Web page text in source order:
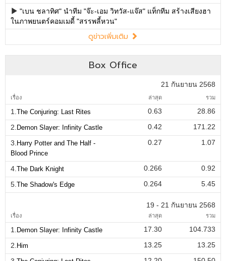
"เบน ชลาทิศ" นำทีม "จ๊ะ-เอม วิทวัส-แจ๊ส" แท็กทีม สร้างเสียงฮา
ในภาพยนตร์คอมเมดี้ "สรรพลี้หวน"
ดูข่าวเพิ่มเติม
Box Office
21 กันยายน 2568
เรื่อง ล่าสุด รวม
1. The Conjuring: Last Rites 0.63
28.86
2. Demon Slayer: Infinity Castle 0.42
171.22
3. Harry Potter and The Half -
Blood Prince
0.27 1.07
4. The Dark Knight 0.266
0.92
5. The Shadow's Edge 0.264 5.45
19 - 21 กันยายน 2568
เรื่อง ล่าสุด รวม
1. Demon Slayer: Infinity Castle 17.30
104.733
2. Him 13.25
13.25